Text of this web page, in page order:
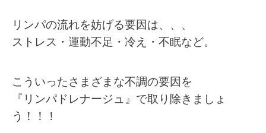
リンパの流れを妨げる要因は、、、
ストレス・運動不足・冷え・不眠など。
こういったさまざまな不調の要因を
『リンパドレナージュ』で取り除きましょ
う！！！